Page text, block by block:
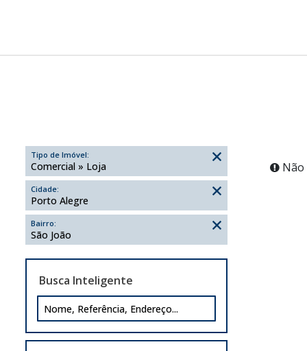
Tipo de Imóvel:
Comercial » Loja
Cidade:
Porto Alegre
Bairro:
São João
Busca Inteligente
Não